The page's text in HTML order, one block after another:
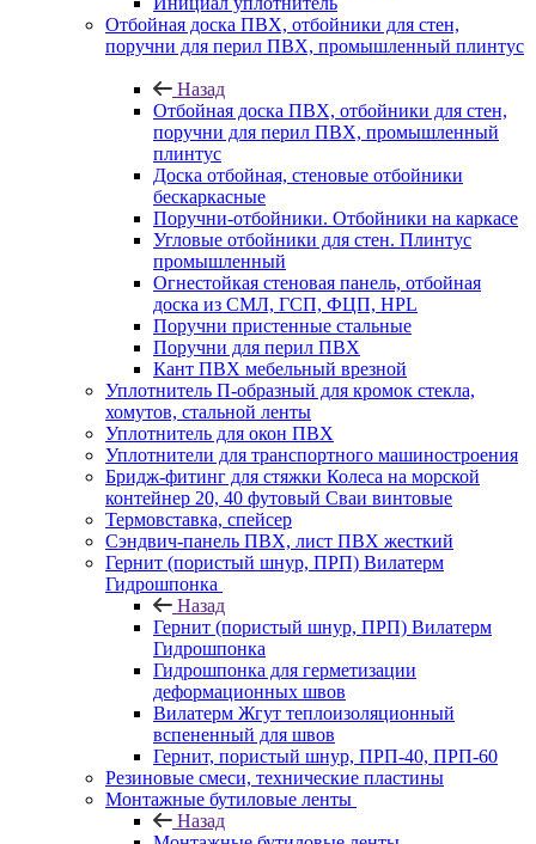
Отбойная доска ПВХ, отбойники для стен,
поручни для перил ПВХ, промышленный плинтус
Назад
Отбойная доска ПВХ, отбойники для стен,
поручни для перил ПВХ, промышленный
плинтус
Доска отбойная, стеновые отбойники
бескаркасные
Поручни-отбойники. Отбойники на каркасе
Угловые отбойники для стен. Плинтус
промышленный
Огнестойкая стеновая панель, отбойная
доска из СМЛ, ГСП, ФЦП, HPL
Поручни пристенные стальные
Поручни для перил ПВХ
Кант ПВХ мебельный врезной
Уплотнитель П-образный для кромок стекла,
хомутов, стальной ленты
Уплотнитель для окон ПВХ
Уплотнители для транспортного машиностроения
Бридж-фитинг для стяжки Колеса на морской
контейнер 20, 40 футовый Сваи винтовые
Термовставка, спейсер
Сэндвич-панель ПВХ, лист ПВХ жесткий
Гернит (пористый шнур, ПРП) Вилатерм
Гидрошпонка
Назад
Гернит (пористый шнур, ПРП) Вилатерм
Гидрошпонка
Гидрошпонка для герметизации
деформационных швов
Вилатерм Жгут теплоизоляционный
вспененный для швов
Гернит, пористый шнур, ПРП-40, ПРП-60
Резиновые смеси, технические пластины
Монтажные бутиловые ленты
Назад